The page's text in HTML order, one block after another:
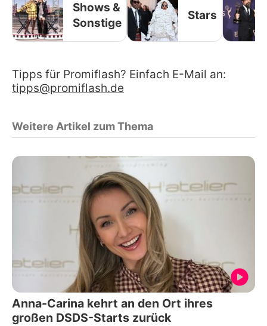
Shows &
Sonstige
Stars
Tipps für Promiflash? Einfach E-Mail an:
tipps@promiflash.de
Weitere Artikel zum Thema
Anna-Carina kehrt an den Ort ihres
großen DSDS-Starts zurück